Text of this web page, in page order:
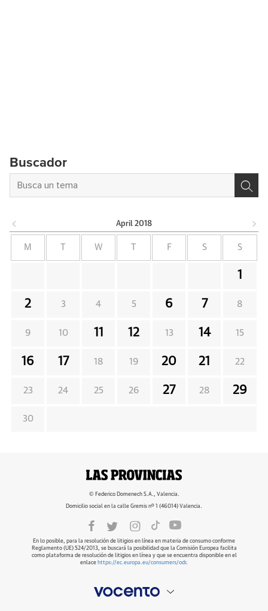
Buscador
April 2018
M W F S S
1
2 3 4 5 6 7 8
9 10 11 12 13 14 15
16 17 18 19 20 21 22
23 24 25 26 27 28 29
30
© Federico Domenech S.A., Valencia.
Domicilio social en la calle Gremis nº 1 (46014) Valencia.
En lo posible, para la resolución de litigios en línea en materia de consumo conforme
Reglamento (UE) 524/2013, se buscará la posibilidad que la Comisión Europea facilita
como plataforma de resolución de litigios en línea y que se encuentra disponible en el
enlace https://ec.europa.eu/consumers/odr.